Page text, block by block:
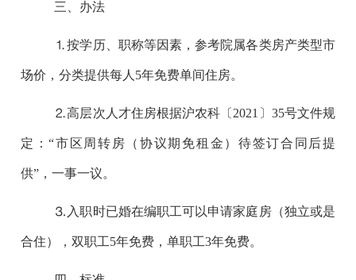
三、办法
⒈按学历、职称等因素，参考院属各类房产类型市
场价，分类提供每人5年免费单间住房。
⒉高层次人才住房根据沪农科〔2021〕35号文件规
定：“市区周转房（协议期免租金）待签订合同后提
供”，一事一议。
⒊入职时已婚在编职工可以申请家庭房（独立或是
合住），双职工5年免费，单职工3年免费。